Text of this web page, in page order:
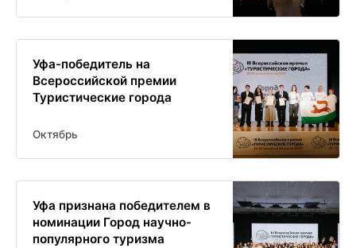
Уфа-победитель на
Всероссийской премии
Туристические города
Октябрь
Уфа признана победителем в
номинации Город научно-
популярного туризма